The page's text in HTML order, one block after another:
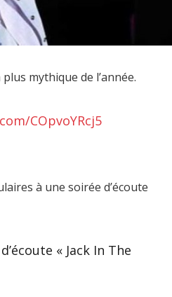
mythique de l’année.
COpvoYRcj5
à une soirée d’écoute
« Jack In The